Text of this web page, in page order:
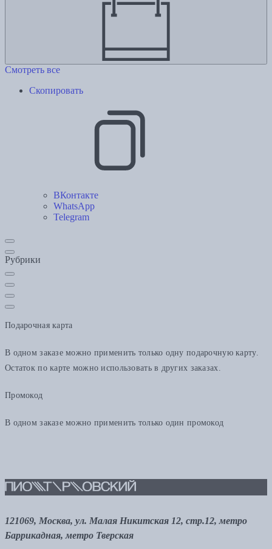
Смотреть все
Скопировать
ВКонтакте
WhatsApp
Telegram
Рубрики
Подарочная карта
В одном заказе можно применить только одну подарочную карту.
Остаток по карте можно использовать в других заказах.
Промокод
В одном заказе можно применить только один промокод
121069, Москва, ул. Малая Никитская 12, стр.12, метро
Баррикадная, метро Тверская